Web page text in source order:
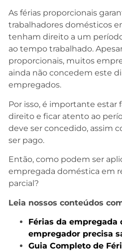
As férias proporcionais
trabalhadores domésticos
tenham direito a um
ao tempo trabalhado.
proporcionais, muitos
ainda não concedem este
empregados.
Por isso, é importante estar
direito e ficar atento ao
deve ser concedido, assim
ser pago.
Então, como podem ser
empregada doméstica em
parcial?
Leia nossos conteúdos
Férias da empregada
empregador precisa
Guia Completo de